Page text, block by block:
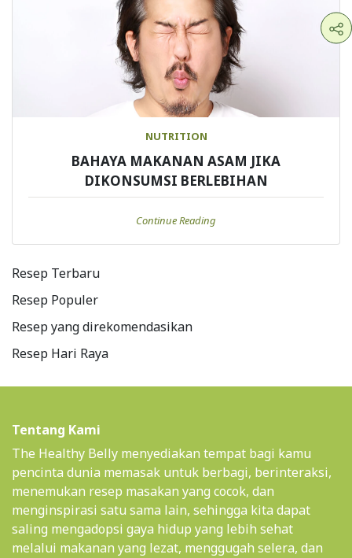
NUTRITION
BAHAYA MAKANAN ASAM JIKA
DIKONSUMSI BERLEBIHAN
Continue Reading
Resep Terbaru
Resep Populer
Resep yang direkomendasikan
Resep Hari Raya
Tentang Kami
The Healthy Belly menyediakan tempat bagi kamu
pencinta dunia memasak untuk berbagi, berinteraksi,
menemukan resep masakan yang cocok, dan
menginspirasi satu sama lain, sehingga kita dapat
saling mengadopsi gaya hidup yang lebih sehat
melalui makanan yang lezat, menggugah selera, dan